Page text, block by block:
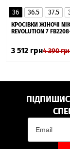
36 36.5 37.5
КРОСІВКИ ЖІНОЧІ
REVOLUTION 7
3 512 грн4 390